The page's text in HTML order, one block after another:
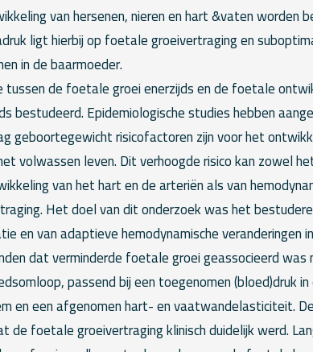
van hersenen, nieren en hart &vaten worden
ligt hierbij op foetale groeivertraging en
in de baarmoeder.
de foetale groei enerzijds en de foetale
bestudeerd. Epidemiologische studies hebben
geboortegewicht risicofactoren zijn voor het
volwassen leven. Dit verhoogde risico kan zowel
van het hart en de arteriën als van
Het doel van dit onderzoek was het
en van adaptieve hemodynamische veranderingen
dat verminderde foetale groei geassocieerd was
passend bij een toegenomen (bloed)druk
en een afgenomen hart- en vaatwandelasticiteit.
de foetale groeivertraging klinisch duidelijk werd.